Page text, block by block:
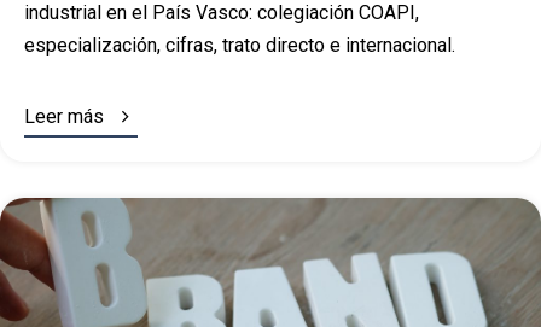
industrial en el País Vasco: colegiación COAPI,
especialización, cifras, trato directo e internacional.
Leer más 